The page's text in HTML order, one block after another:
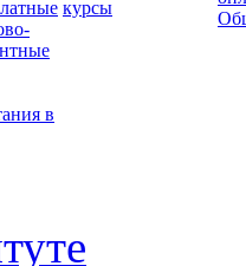
в
курсы